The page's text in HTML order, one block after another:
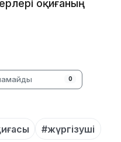
оқиғаның
0
#жүргізуші